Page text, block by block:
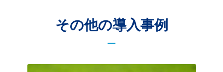
その他の導入事例